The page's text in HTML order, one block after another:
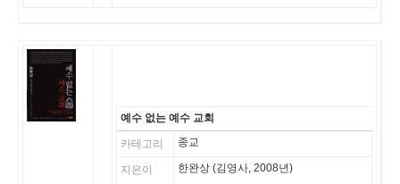
예수 없는 예수 교회
카테고리 종교
지은이 한완상 (김영사, 2008년)